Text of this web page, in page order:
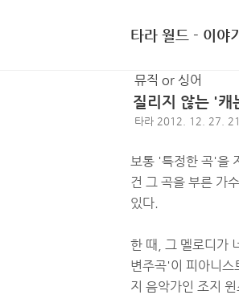
타라 월드 - 이야
뮤직 or 싱어
질리지 않는 '캐
타라 2012. 12. 27.
보통 '특정한 곡'을
건 그 곡을 부른 가수
있다.
한 때, 그 멜로디가
변주곡'이 피아니스
지 음악가인 조지 윈